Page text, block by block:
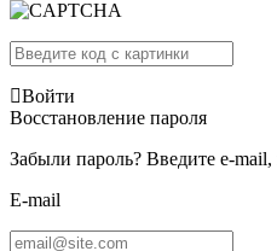
Войти
Восстановление пароля
Забыли пароль? Введите e-
E-mail